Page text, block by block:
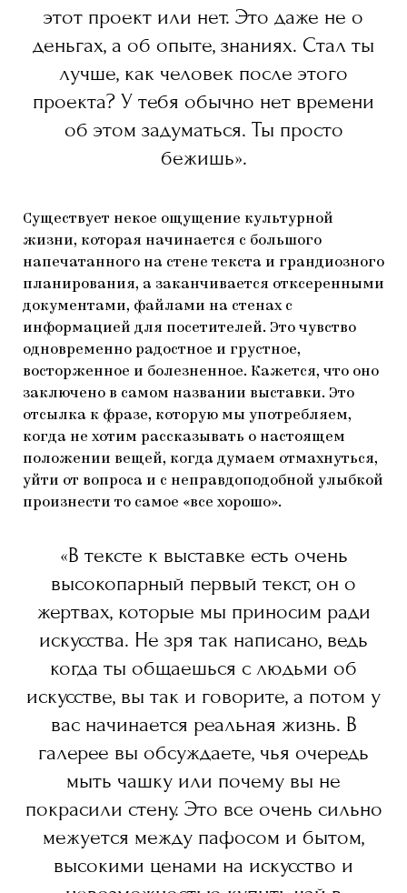
этот проект или нет. Это даже не о
деньгах, а об опыте, знаниях. Стал ты
лучше, как человек после этого
проекта? У тебя обычно нет времени
об этом задуматься. Ты просто
бежишь».
Существует некое ощущение культурной
жизни, которая начинается с большого
напечатанного на стене текста и грандиозного
планирования, а заканчивается отксеренными
документами, файлами на стенах с
информацией для посетителей. Это чувство
одновременно радостное и грустное,
восторженное и болезненное. Кажется, что оно
заключено в самом названии выставки. Это
отсылка к фразе, которую мы употребляем,
когда не хотим рассказывать о настоящем
положении вещей, когда думаем отмахнуться,
уйти от вопроса и с неправдоподобной улыбкой
произнести то самое «все хорошо».
«В тексте к выставке есть очень
высокопарный первый текст, он о
жертвах, которые мы приносим ради
искусства. Не зря так написано, ведь
когда ты общаешься с людьми об
искусстве, вы так и говорите, а потом у
вас начинается реальная жизнь. В
галерее вы обсуждаете, чья очередь
мыть чашку или почему вы не
покрасили стену. Это все очень сильно
межуется между пафосом и бытом,
высокими ценами на искусство и